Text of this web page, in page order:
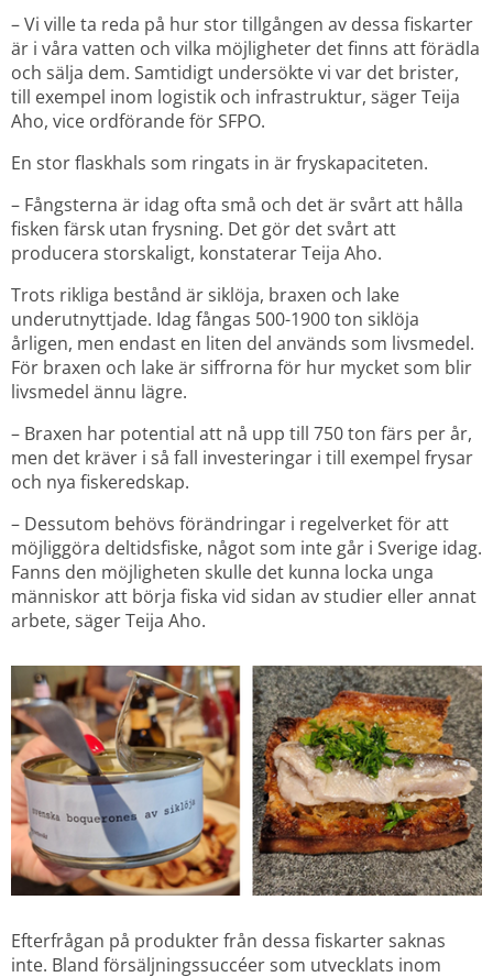
– Vi ville ta reda på hur stor tillgången av dessa fiskarter
är i våra vatten och vilka möjligheter det finns att förädla
och sälja dem. Samtidigt undersökte vi var det brister,
till exempel inom logistik och infrastruktur, säger Teija
Aho, vice ordförande för SFPO.
En stor flaskhals som ringats in är fryskapaciteten.
– Fångsterna är idag ofta små och det är svårt att hålla
fisken färsk utan frysning. Det gör det svårt att
producera storskaligt, konstaterar Teija Aho.
Trots rikliga bestånd är siklöja, braxen och lake
underutnyttjade. Idag fångas 500-1900 ton siklöja
årligen, men endast en liten del används som livsmedel.
För braxen och lake är siffrorna för hur mycket som blir
livsmedel ännu lägre.
– Braxen har potential att nå upp till 750 ton färs per år,
men det kräver i så fall investeringar i till exempel frysar
och nya fiskeredskap.
– Dessutom behövs förändringar i regelverket för att
möjliggöra deltidsfiske, något som inte går i Sverige idag.
Fanns den möjligheten skulle det kunna locka unga
människor att börja fiska vid sidan av studier eller annat
arbete, säger Teija Aho.
Efterfrågan på produkter från dessa fiskarter saknas
inte. Bland försäljningssuccéer som utvecklats inom